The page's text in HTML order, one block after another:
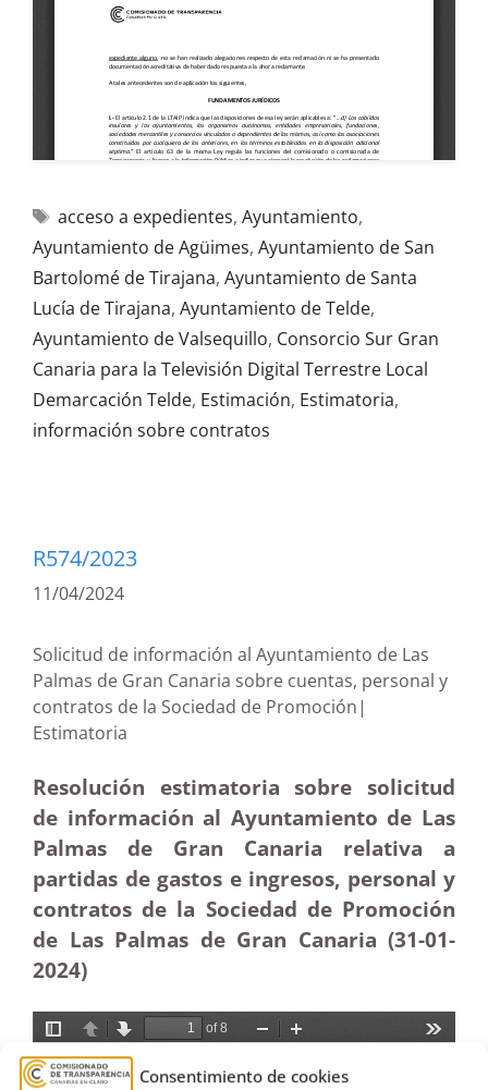
Consentimiento de cookies
acceso a expedientes, Ayuntamiento,
Ayuntamiento de Agüimes, Ayuntamiento de San
Bartolomé de Tirajana, Ayuntamiento de Santa
Lucía de Tirajana, Ayuntamiento de Telde,
Ayuntamiento de Valsequillo, Consorcio Sur Gran
Canaria para la Televisión Digital Terrestre Local
Demarcación Telde, Estimación, Estimatoria,
información sobre contratos
R574/2023
11/04/2024
Solicitud de información al Ayuntamiento de Las
Palmas de Gran Canaria sobre cuentas, personal y
contratos de la Sociedad de Promoción|
Estimatoria
Resolución estimatoria sobre solicitud
de información al Ayuntamiento de Las
Palmas de Gran Canaria relativa a
partidas de gastos e ingresos, personal y
contratos de la Sociedad de Promoción
de Las Palmas de Gran Canaria (31-01-
2024)